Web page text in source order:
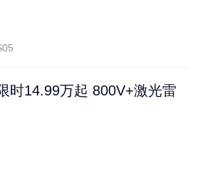
时14.99万起 800V+激光雷